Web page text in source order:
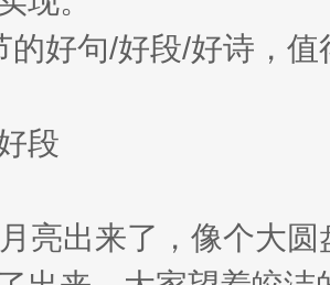
段
亮出来了，像个大